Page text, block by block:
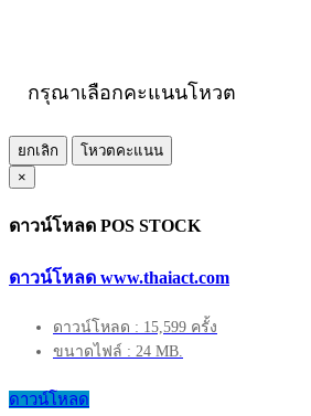
กรุณาเลือกคะแนนโหวต
ยกเลิก
โหวตคะแนน
×
ดาวน์โหลด POS STOCK
ดาวน์โหลด www.thaiact.com
ดาวน์โหลด : 15,599 ครั้ง
ขนาดไฟล์ : 24 MB.
ดาวน์โหลด